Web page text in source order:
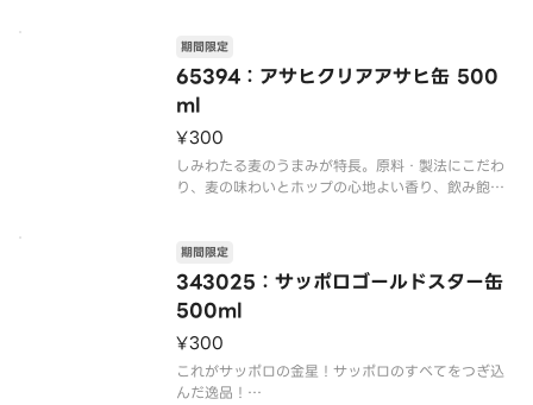
てています。
ハイネケンは、麦芽、ホップ、水という3つの原材料
に少量ながら
65394：アサヒクリアアサヒ缶 500
ml
期間限定
¥300
しみわたる麦のうまみが特長。原料・製法にこだわ
り、麦の味わいとホップの心地よい香り、飲み飽き
※20歳未満の方は購入できません。
※商品画像とお届け商品のパッケージが異なる場合
がございます。予めご了承ください。
343025：サッポロゴールドスター缶
500ml
期間限定
¥300
これがサッポロの金星！サッポロのすべてをつぎ込
んだ逸品！